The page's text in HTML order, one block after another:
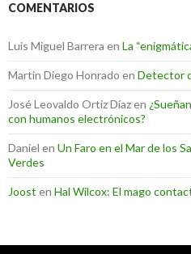
COMENTARIOS
Luis Miguel Barrera en La
Martin Diego Honrado en Detector
José Leovaldo Ortiz Díazen
con humanos electrónicos?
Daniel en Un Faro en el Mar de los
Verdes
Joost en Hal Wilcox: El mago